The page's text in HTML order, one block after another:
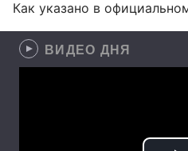
Как указано в
ВИДЕО ДНЯ